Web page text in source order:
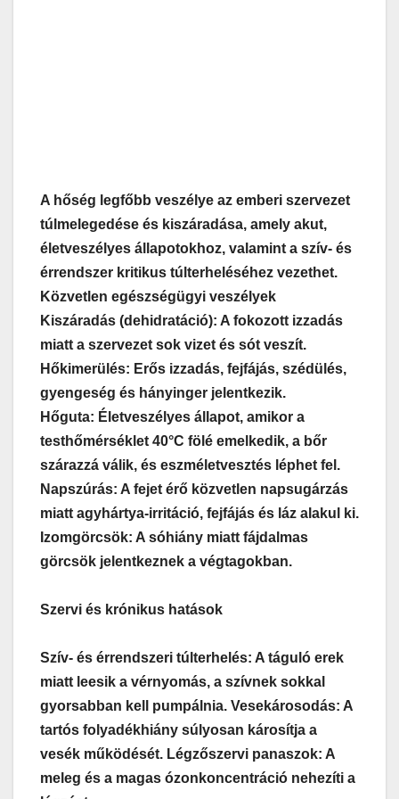
A hőség legfőbb veszélye az emberi szervezet
túlmelegedése és kiszáradása, amely akut,
életveszélyes állapotokhoz, valamint a szív- és
érrendszer kritikus túlterheléséhez vezethet.
Közvetlen egészségügyi veszélyek
Kiszáradás (dehidratáció): A fokozott izzadás
miatt a szervezet sok vizet és sót veszít.
Hőkimerülés: Erős izzadás, fejfájás, szédülés,
gyengeség és hányinger jelentkezik.
Hőguta: Életveszélyes állapot, amikor a
testhőmérséklet 40°C fölé emelkedik, a bőr
szárazzá válik, és eszméletvesztés léphet fel.
Napszúrás: A fejet érő közvetlen napsugárzás
miatt agyhártya-irritáció, fejfájás és láz alakul ki.
Izomgörcsök: A sóhiány miatt fájdalmas
görcsök jelentkeznek a végtagokban.
Szervi és krónikus hatások
Szív- és érrendszeri túlterhelés: A táguló erek
miatt leesik a vérnyomás, a szívnek sokkal
gyorsabban kell pumpálnia. Vesekárosodás: A
tartós folyadékhiány súlyosan károsítja a
vesék működését. Légzőszervi panaszok: A
meleg és a magas ózonkoncentráció nehezíti a